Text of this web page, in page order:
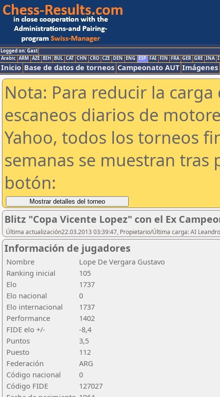
Logged on: Gast
Arabic ARM AZE BIH BUL CAT CHN CRO CZE DEN ENG ESP FAI FIN FRA GER GRE INA
Inicio Base de datos de torneos Campeonato AUT Imágenes
Nota: Para reducir la
escaneos diarios de
Yahoo, todos los torneos
semanas se muestran tras
botón:
Blitz "Copa Vicente Lopez" con el Ex
Última actualización22.03.2013 03:39:47, Propietario/Última carga: AI
Información de jugadores
Nombre
Lope De Vergara Gustavo
Ranking inicial
105
Elo
1737
Elo nacional
0
Elo internacional
1737
Performance
1402
FIDE elo +/-
-8,4
Puntos
3,5
Puesto
112
Federación
ARG
Código nacional
0
Código FIDE
127027